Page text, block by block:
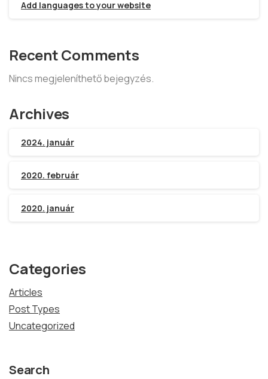
Add languages to your website
Recent Comments
Nincs megjeleníthető bejegyzés.
Archives
2024. január
2020. február
2020. január
Categories
Articles
Post Types
Uncategorized
Search